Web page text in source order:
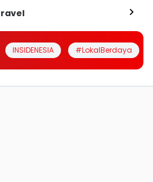
INSIDENESIA #LokalBerdaya